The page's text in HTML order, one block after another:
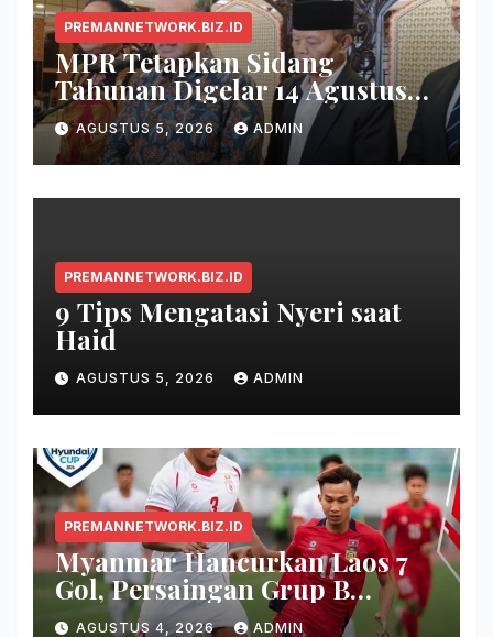
PREMANNETWORK.BIZ.ID
MPR Tetapkan Sidang
Tahunan Digelar 14 Agustus
2026
AGUSTUS 5, 2026 ADMIN
PREMANNETWORK.BIZ.ID
9 Tips Mengatasi Nyeri saat
Haid
AGUSTUS 5, 2026 ADMIN
PREMANNETWORK.BIZ.ID
Myanmar Hancurkan Laos 7
Gol, Persaingan Grup B
Memanas!
AGUSTUS 4, 2026 ADMIN